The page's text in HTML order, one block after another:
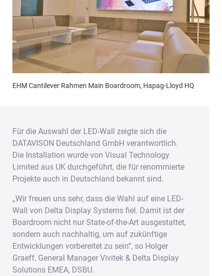
EHM Cantilever Rahmen Main Boardroom, Hapag-Lloyd HQ
Für die Auswahl der LED-Wall zeigte sich die
DATAVISON Deutschland GmbH verantwortlich.
Die Installation wurde von Visual Technology
Limited aus UK durchgeführt, die für renommierte
Projekte auch in Deutschland bekannt sind.
„Wir freuen uns sehr, dass die Wahl auf eine LED-
Wall von Delta Display Systems fiel. Damit ist der
Boardroom nicht nur State-of-the-Art ausgestattet,
sondern auch nachhaltig, um auf zukünftige
Entwicklungen vorbereitet zu sein“, so Holger
Graeff, General Manager Vivitek & Delta Display
Solutions EMEA, DSBU.